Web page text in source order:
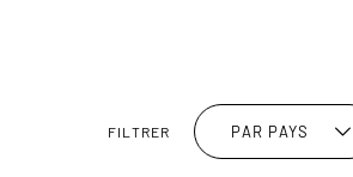
FILTRER PAR PAYS